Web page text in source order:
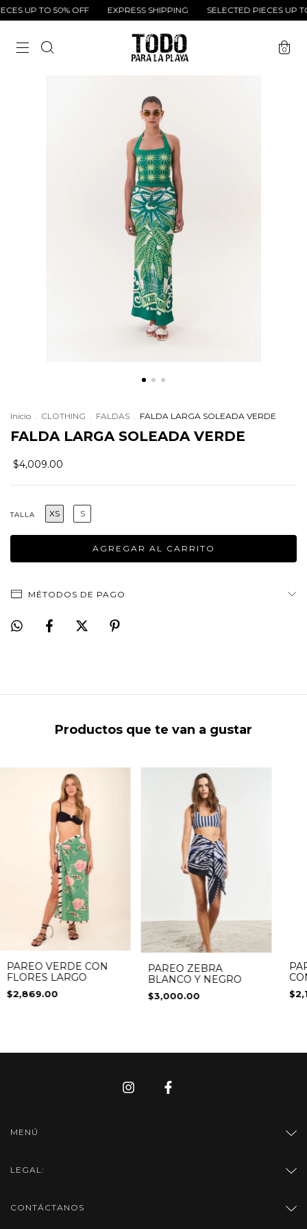
UP TO 50% OFF EXPRESS SHIPPING SELECTED PIECES UP
0
Inicio . CLOTHING . FALDAS . FALDA LARGA SOLEADA VERDE
FALDA LARGA SOLEADA VERDE
$4,009.00
TALLA XS S
MÉTODOS DE PAGO
Productos que te van a gustar
PAREO VERDE CON
FLORES LARGO
$2,869.00
PAREO ZEBRA
BLANCO Y NEGRO
$3,000.00
MENÚ
LEGAL:
CONTÁCTANOS